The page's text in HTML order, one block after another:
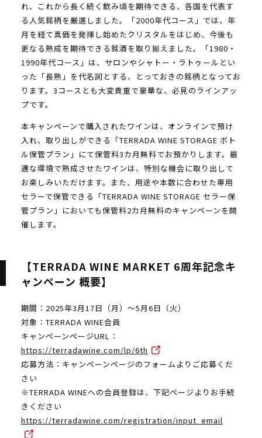
れ、これから長く続く飲み頃を期待できる、各国を代表す
る人気銘柄を厳選しました。「2000年代コース」では、年
月を経て真価を発揮し始めたクリスタルをはじめ、今後も
更なる熟成を期待できる銘酒を取り揃えました。「1980・
1990年代コース」は、サロンやシャトー・ラトゥールとい
った「長熟」を代名詞とする、とっておきの銘柄となってお
ります。3コースとも大変貴重で豪華な、必見のラインアッ
プです。
本キャンペーンで購入されたワインは、オンラインで預け
入れ、取り出しができる「TERRADA WINE STORAGE ボト
ル保管プラン」にて保管料3カ月無料でお預かりします。最
適な環境で熟成させたワインは、特別な機会に取り出して
お楽しみいただけます。また、用途や本数に合わせた専用
セラーで保管できる「TERRADA WINE STORAGE セラー保
管プラン」においても保管料2カ月無料のキャンペーンを開
催します。
【TERRADA WINE MARKET 6周年記念キ
ャンペーン 概要】
期間：2025年3月17日（月）～5月6日（火）
対象：TERRADA WINE会員
キャンペーンページURL：
https://terradawine.com/lp/6th
応募方法：キャンペーンページのフォームよりご応募くだ
さい
※TERRADA WINEへの会員登録は、下記ページよりお手続
きください
https://terradawine.com/registration/input_email